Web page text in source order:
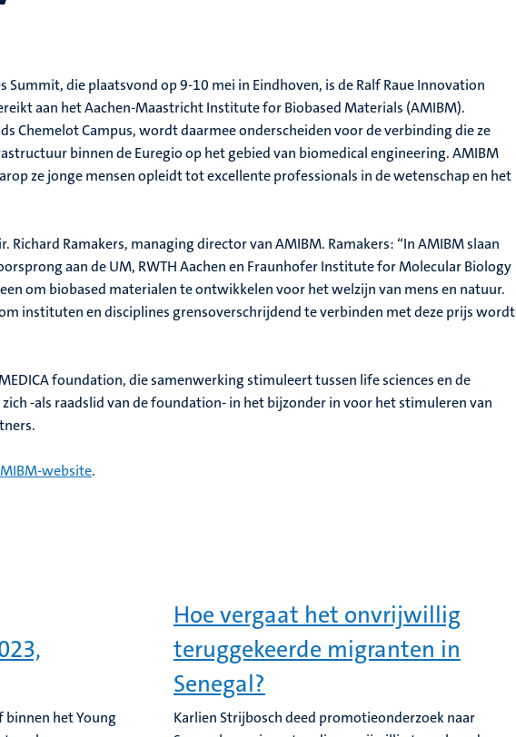
Summit, die plaatsvond op 9-10 mei in Eindhoven, is de Ralf Raue Innovation
aan het Aachen-Maastricht Institute for Biobased Materials (AMIBM).
Chemelot Campus, wordt daarmee onderscheiden voor de verbinding die ze
binnen de Euregio op het gebied van biomedical engineering. AMIBM
ze jonge mensen opleidt tot excellente professionals in de wetenschap en het
Richard Ramakers, managing director van AMIBM. Ramakers: “In AMIBM slaan
aan de UM, RWTH Aachen en Fraunhofer Institute for Molecular Biology
om biobased materialen te ontwikkelen voor het welzijn van mens en natuur.
instituten en disciplines grensoverschrijdend te verbinden met deze prijs wordt
foundation, die samenwerking stimuleert tussen life sciences en de
-als raadslid van de foundation- in het bijzonder in voor het stimuleren van
website.
het Young
Hoe vergaat het onvrijwillig
teruggekeerde migranten in
Senegal?
Karlien Strijbosch deed promotieonderzoek naar